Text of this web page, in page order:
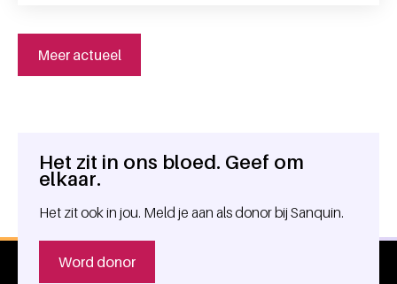
Meer actueel
Algemene informatie
Het zit in ons bloed. Geef om
elkaar.
Het zit ook in jou. Meld je aan als donor bij Sanquin.
Word donor